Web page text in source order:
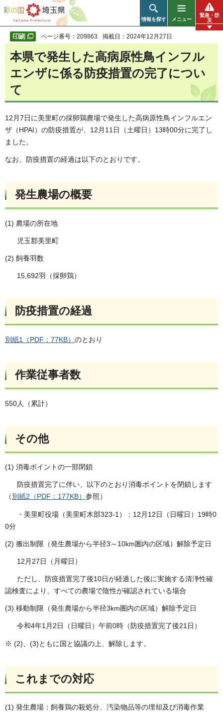
彩の国 埼玉県
情報を探す メニュー
緊急・防
災
ページ番号：209863 掲載日：2024年12月27日
本県で発生した高病原性鳥インフル
エンザに係る防疫措置の完了につい
て
12月7日に美里町の採卵鶏農場で発生した高病原性鳥インフルエン
ザ（HPAI）の防疫措置が、12月11日（土曜日）13時00分に完了し
ました。
なお、防疫措置の経過は以下のとおりです。
発生農場の概要
(1) 農場の所在地
児玉郡美里町
(2) 飼養羽数
15,692羽（採卵鶏）
防疫措置の経過
別紙1（PDF：77KB） のとおり
作業従事者数
550人（累計）
その他
(1) 消毒ポイントの一部閉鎖
防疫措置完了に伴い、以下のとおり消毒ポイントを閉鎖します
（別紙2（PDF：177KB） 参照）
・美里町役場（美里町木部323-1）：12月12日（日曜日）19時0
0分
(2) 搬出制限（発生農場から半径3～10km圏内の区域）解除予定日
12月27日（月曜日）
ただし、防疫措置完了後10日が経過した後に実施する清浄性確
認検査により、すべての農場で陰性が確認されている場合
(3) 移動制限（発生農場から半径3km圏内の区域）解除予定日
令和4年1月2日（日曜日）午前0時（防疫措置完了後21日）
※ (2)、(3)ともに国と協議の上、解除します。
これまでの対応
(1) 発生農場：飼養鶏の殺処分、汚染物品等の埋却及び消毒作業